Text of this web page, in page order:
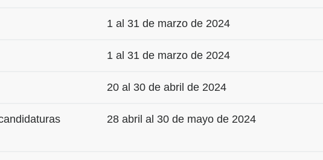
1 al 31 de marzo de 2024
1 al 31 de marzo de 2024
20 al 30 de abril de 2024
28 abril al 30 de mayo de 2024